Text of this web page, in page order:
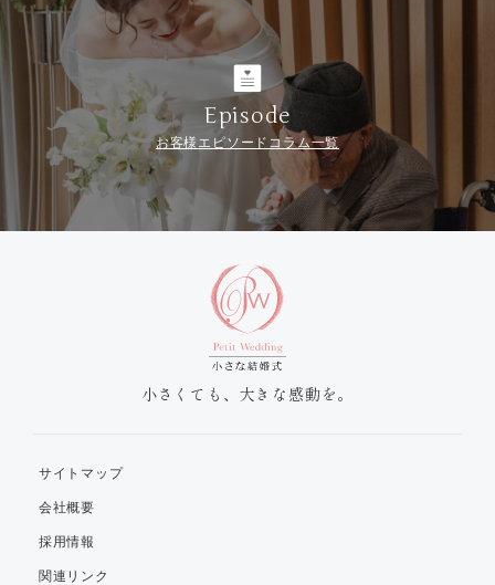
Episode
お客様エピソードコラム一覧
小さくても、大きな感動を。
サイトマップ
会社概要
採用情報
関連リンク